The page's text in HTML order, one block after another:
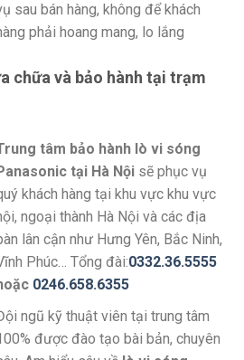
sau bán hàng, không để khách
phải hoang mang, lo lắng
chữa và bảo hành tại trạm
tâm bảo hành lò vi sóng
tại Hà Nội sẽ phục vụ
khách hàng tại khu vực khu vực
ngoại thành Hà Nội và các địa
lân cận như Hưng Yên, Bắc Ninh,
Phúc… Tổng đài:0332.36.5555
0246.658.6355
ngũ kỹ thuật viên tại trung tâm
được đào tạo bài bản, chuyên